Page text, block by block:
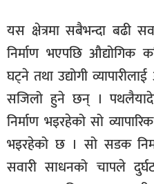
यस क्षेत्रमा सबैभन्दा बढी
निर्माण भएपछि औद्योगिक
घट्ने तथा उद्योगी
सजिलो हुने छन् ।
निर्माण भइरहेको सो
भइरहेको छ । सो सडक
सवारी साधनको चापले